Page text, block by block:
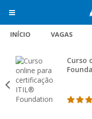
INÍCIO VAGAS
Curso